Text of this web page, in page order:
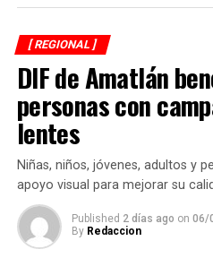
[ REGIONAL ]
DIF de Amatlán
personas con
lentes
Niñas, niños, jóvenes, adultos y
apoyo visual para mejorar su
Published 2 días ago on 06/
By Redaccion